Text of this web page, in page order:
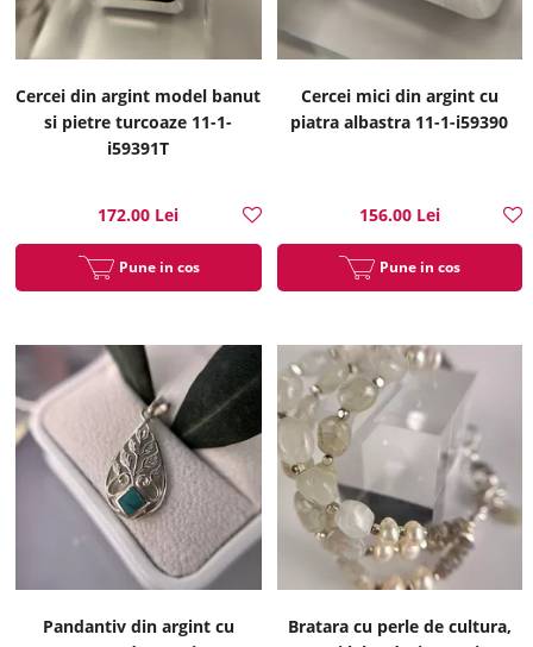
Cercei din argint model banut
si pietre turcoaze 11-1-
i59391T
172.00 Lei
Pune in cos
Cercei mici din argint cu
piatra albastra 11-1-i59390
156.00 Lei
Pune in cos
Pandantiv din argint cu
Bratara cu perle de cultura,